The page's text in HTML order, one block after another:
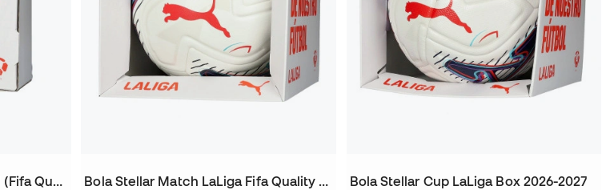
Bola Stellar LaLiga 2026-2027 (Fifa Quality Pro) Bola Stellar Match LaLiga Fifa Quality Box Bola Stellar Cup LaLiga Box 2026-2027